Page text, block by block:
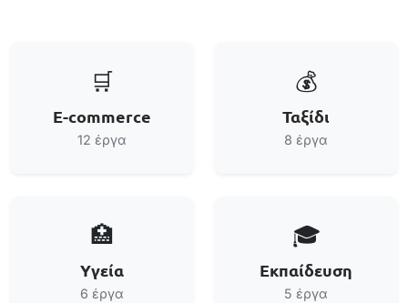
🛒
E-commerce
12 έργα
💰
Ταξίδι
8 έργα
🏥
Υγεία
6 έργα
🎓
Εκπαίδευση
5 έργα